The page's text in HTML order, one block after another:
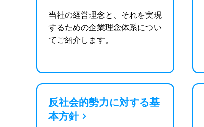
当社の経営理念と、それを実現
するための企業理念体系につい
てご紹介します。
反社会的勢力に対する基
本方針